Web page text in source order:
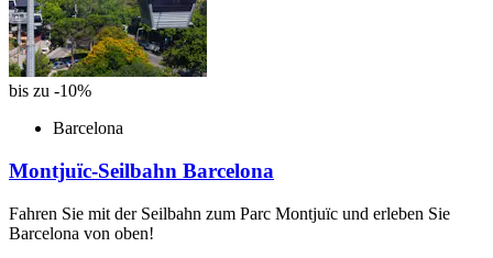
bis zu -10%
Barcelona
Montjuïc-Seilbahn Barcelona
Fahren Sie mit der Seilbahn zum Parc Montjuïc und erleben Sie
Barcelona von oben!